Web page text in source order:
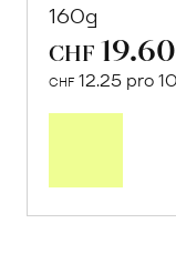
160g
CHF 19.60
CHF 12.25 pro